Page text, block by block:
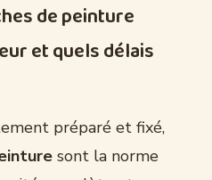
de peinture
et quels délais
préparé et fixé,
sont la norme